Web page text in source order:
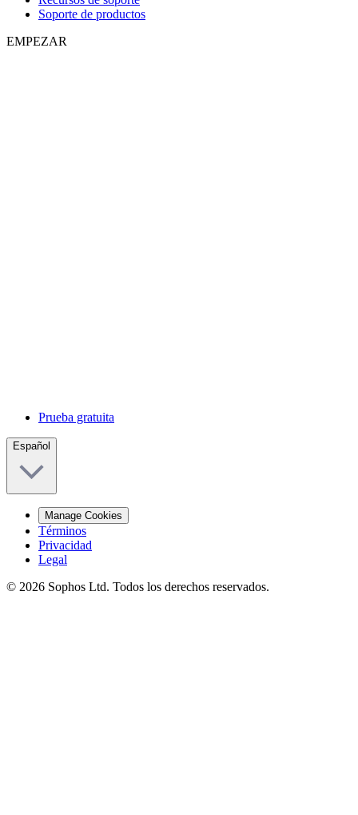
Soporte de productos
EMPEZAR
Prueba gratuita
Español
Manage Cookies
Términos
Privacidad
Legal
© 2026 Sophos Ltd. Todos los derechos reservados.